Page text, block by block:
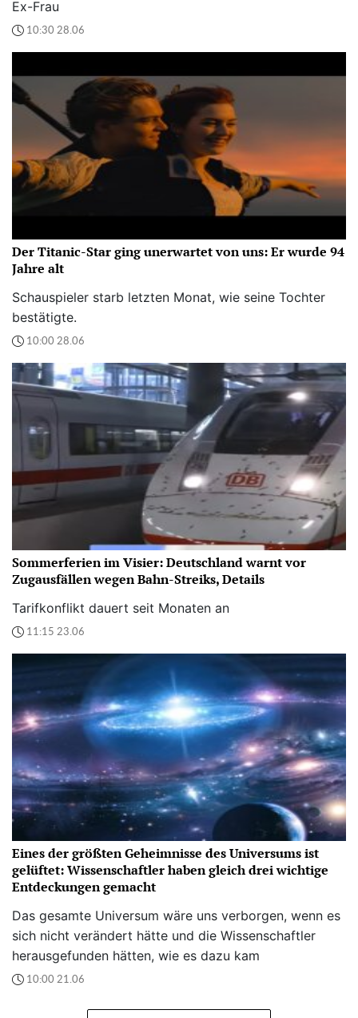
Ex-Frau
10:30 28.06
Der Titanic-Star ging unerwartet von uns: Er wurde 94
Jahre alt
Schauspieler starb letzten Monat, wie seine Tochter
bestätigte.
10:00 28.06
Sommerferien im Visier: Deutschland warnt vor
Zugausfällen wegen Bahn-Streiks, Details
Tarifkonflikt dauert seit Monaten an
11:15 23.06
Eines der größten Geheimnisse des Universums ist
gelüftet: Wissenschaftler haben gleich drei wichtige
Entdeckungen gemacht
Das gesamte Universum wäre uns verborgen, wenn es
sich nicht verändert hätte und die Wissenschaftler
herausgefunden hätten, wie es dazu kam
10:00 21.06